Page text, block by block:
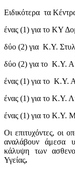
Ειδικότερα τα
ένας (1) για το ΚΥ
δύο (2) για Κ.Υ.
δύο (2) για το Κ.Υ.
ένας (1) για το Κ.Υ.
ένας (1) για το Κ.Υ.
ένας (1) για το Κ.Υ.
Οι επιτυχόντες, οι
αναλάβουν άμεσα
κάλυψη των
Υγείας.